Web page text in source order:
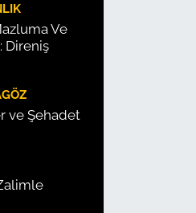
Ve
Direniş
ve Şehadet